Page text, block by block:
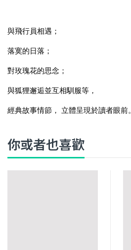
與飛行員相遇；
落寞的日落；
對玫瑰花的思念；
與狐狸邂逅並互相馴服等，
經典故事情節， 立體呈現於讀者眼前。
你或者也喜歡